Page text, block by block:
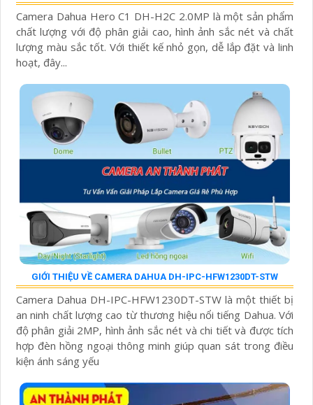
Camera Dahua Hero C1 DH-H2C 2.0MP là một sản phẩm
chất lượng với độ phân giải cao, hình ảnh sắc nét và chất
lượng màu sắc tốt. Với thiết kế nhỏ gọn, dễ lắp đặt và linh
hoạt, đây...
GIỚI THIỆU VỀ CAMERA DAHUA DH-IPC-HFW1230DT-STW
Camera Dahua DH-IPC-HFW1230DT-STW là một thiết bị
an ninh chất lượng cao từ thương hiệu nổi tiếng Dahua. Với
độ phân giải 2MP, hình ảnh sắc nét và chi tiết và được tích
hợp đèn hồng ngoại thông minh giúp quan sát trong điều
kiện ánh sáng yếu